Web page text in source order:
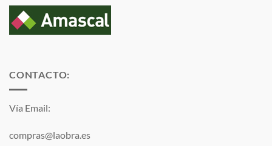
CONTACTO:
Vía Email:
compras@laobra.es